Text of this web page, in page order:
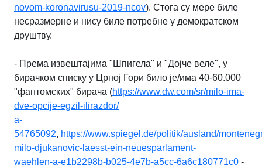
novom-koronavirusu-2019-ncov). Стога су мере биле
несразмерне и нису биле потребне у демократском
друштву.
- Према извештајима "Шпигела" и "Дојче веле", у
бирачком списку у Црној Гори било је/има 40-60.000
"фантомских" бирача (https://www.dw.com/sr/milo-ima-
dve-opcije-egzil-ilirazdor/
a-
54765092, https://www.spiegel.de/politik/ausland/
milo-djukanovic-laesst-ein-neuesparlament-
waehlen-a-e1b2298b-b025-4e7b-a5cc-6a6c180771c0 -